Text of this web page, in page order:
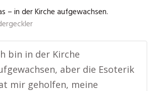
– in der Kirche aufgewachsen.
bin in der Kirche
aber die Esoterik
mir geholfen, meine